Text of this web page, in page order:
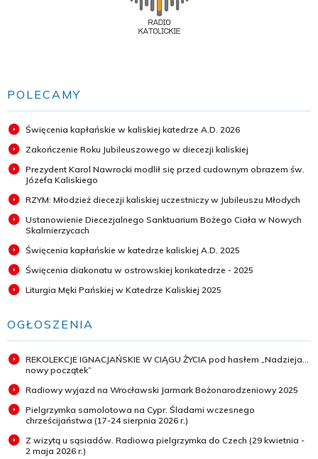
POLECAMY
Święcenia kapłańskie w kaliskiej katedrze A.D. 2026
Zakończenie Roku Jubileuszowego w diecezji kaliskiej
Prezydent Karol Nawrocki modlił się przed cudownym obrazem św.
Józefa Kaliskiego
RZYM: Młodzież diecezji kaliskiej uczestniczy w Jubileuszu Młodych
Ustanowienie Diecezjalnego Sanktuarium Bożego Ciała w Nowych
Skalmierzycach
Święcenia kapłańskie w katedrze kaliskiej A.D. 2025
Święcenia diakonatu w ostrowskiej konkatedrze - 2025
Liturgia Męki Pańskiej w Katedrze Kaliskiej 2025
OGŁOSZENIA
REKOLEKCJE IGNACJAŃSKIE W CIĄGU ŻYCIA pod hasłem „Nadzieja...
nowy początek”
Radiowy wyjazd na Wrocławski Jarmark Bożonarodzeniowy 2025
Pielgrzymka samolotowa na Cypr. Śladami wczesnego
chrześcijaństwa (17-24 sierpnia 2026 r.)
Z wizytą u sąsiadów. Radiowa pielgrzymka do Czech (29 kwietnia -
2 maja 2026 r.)